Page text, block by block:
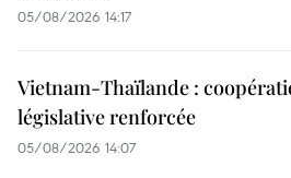
05/08/2026 14:17
Vietnam-Thaïlande :
législative renforcée
05/08/2026 14:07